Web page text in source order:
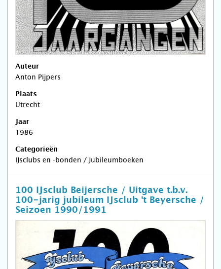
Auteur
Anton Pijpers
Plaats
Utrecht
Jaar
1986
Categorieën
IJsclubs en -bonden / Jubileumboeken
100 IJsclub Beijersche / Uitgave t.b.v.
100-jarig jubileum IJsclub 't Beyersche /
Seizoen 1990/1991